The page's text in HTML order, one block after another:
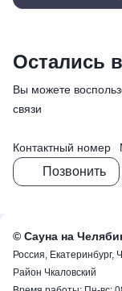
Остались
Вы можете
связи
Контактный номер
Позвонить
+
−
© Сауна на
Россия, Екатеринбург,
Район Чкаловский